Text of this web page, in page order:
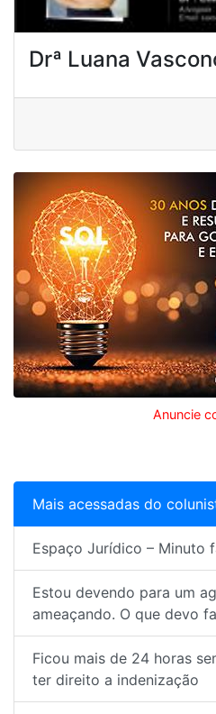
Drª Luana
Anuncie
Mais acessadas do
Espaço Jurídico – Minuto
Estou devendo para um
ameaçando. O que devo
Ficou mais de 24 horas
ter direito a indenização